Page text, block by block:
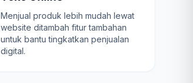
Menjual produk lebih mudah lewat
website ditambah fitur tambahan
untuk bantu tingkatkan penjualan
digital.